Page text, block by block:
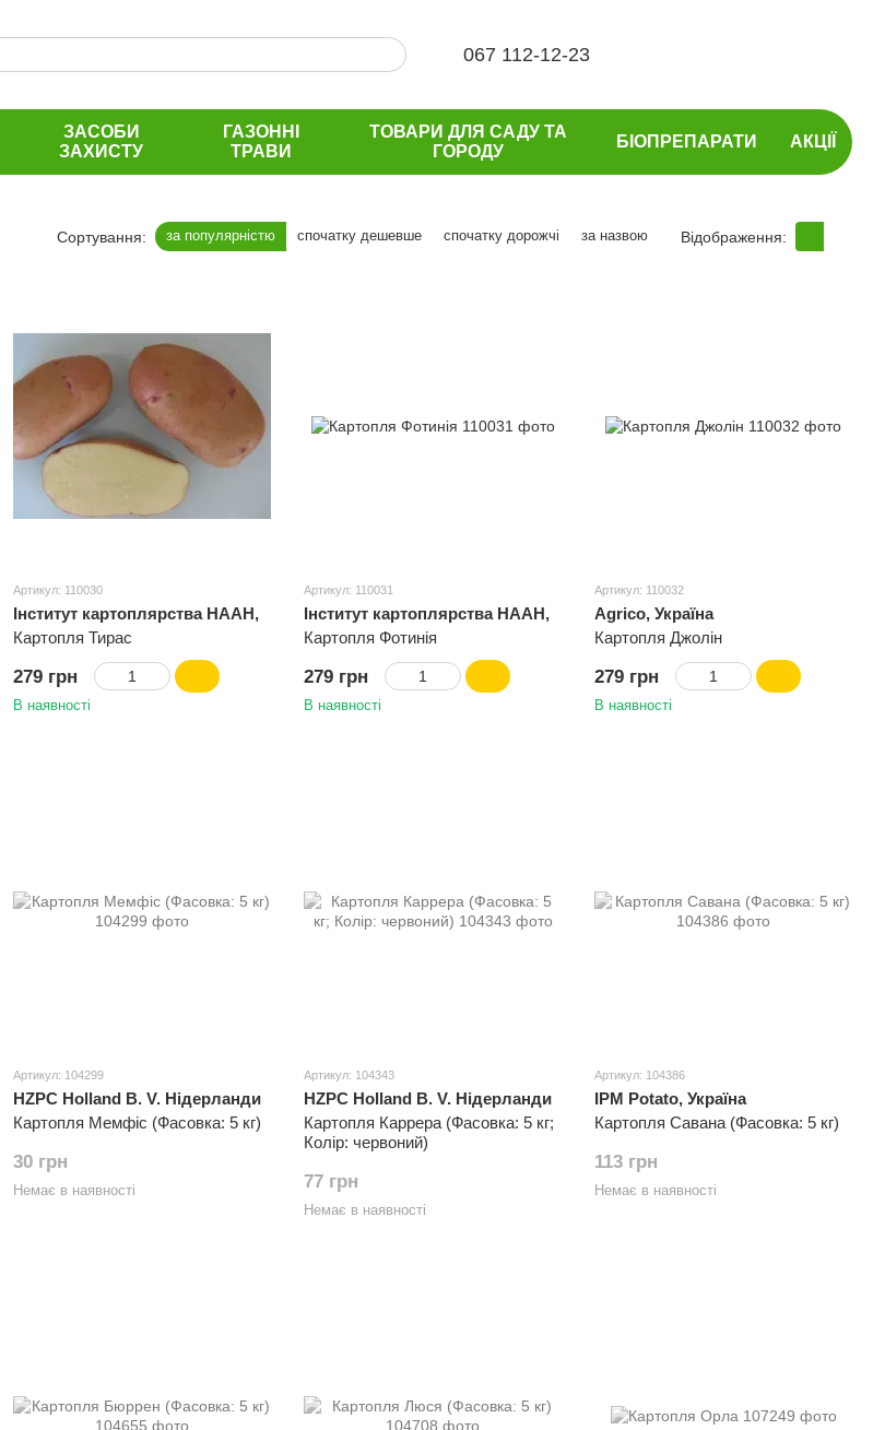
067 112-12-23
ЗАСОБИ
ЗАХИСТУ
ГАЗОННІ
ТРАВИ
ТОВАРИ ДЛЯ САДУ ТА
ГОРОДУ
БІОПРЕПАРАТИ АКЦІЇ
Сортування: за популярністю спочатку дешевше спочатку дорожчі за назвою Відображення:
Артикул: 110030
Інститут картоплярства НААН,
Україна
Картопля Тирас
279 грн
В наявності
Артикул: 110031
Інститут картоплярства НААН,
Україна
Картопля Фотинія
279 грн
В наявності
Артикул: 110032
Agrico, Україна
Картопля Джолін
279 грн
В наявності
Артикул: 104299
HZPC Holland B. V. Нідерланди
Картопля Мемфіс (Фасовка: 5 кг)
30 грн
Немає в наявності
Артикул: 104343
HZPC Holland B. V. Нідерланди
Картопля Каррера (Фасовка: 5 кг;
Колір: червоний)
77 грн
Немає в наявності
Артикул: 104386
IPM Potato, Україна
Картопля Савана (Фасовка: 5 кг)
113 грн
Немає в наявності